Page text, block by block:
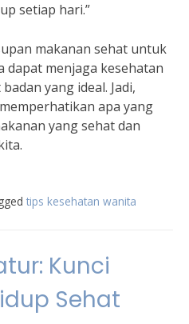
setiap hari.”
makanan sehat untuk
dapat menjaga kesehatan
yang ideal. Jadi,
apa yang
yang sehat dan
tips kesehatan wanita
Kunci
Sehat